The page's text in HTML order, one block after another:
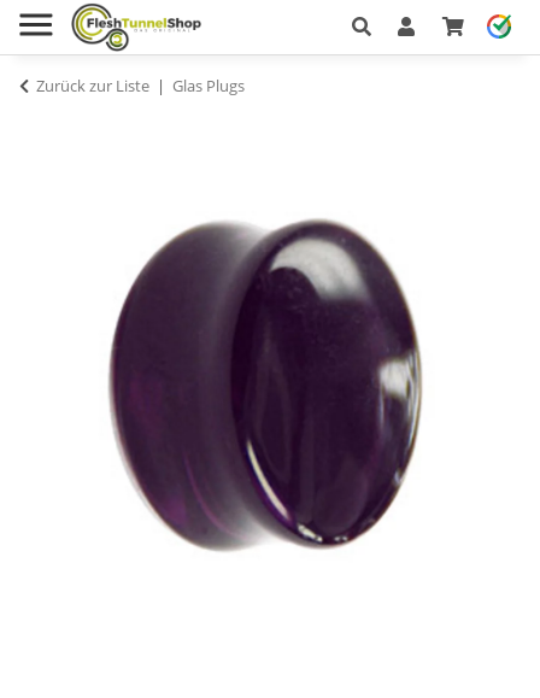
Zurück zur Liste Glas Plugs